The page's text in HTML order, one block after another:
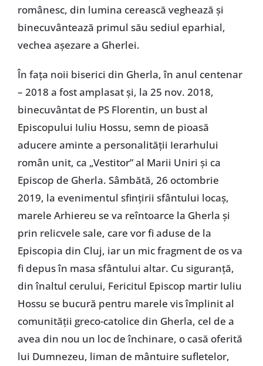
românesc, din lumina cerească veghează și
binecuvântează primul său sediul eparhial,
vechea așezare a Gherlei.
În fața noii biserici din Gherla, în anul centenar
– 2018 a fost amplasat și, la 25 nov. 2018,
binecuvântat de PS Florentin, un bust al
Episcopului Iuliu Hossu, semn de pioasă
aducere aminte a personalității Ierarhului
român unit, ca „Vestitor” al Marii Uniri și ca
Episcop de Gherla. Sâmbătă, 26 octombrie
2019, la evenimentul sfințirii sfântului locaș,
marele Arhiereu se va reîntoarce la Gherla și
prin relicvele sale, care vor fi aduse de la
Episcopia din Cluj, iar un mic fragment de os va
fi depus în masa sfântului altar. Cu siguranță,
din înaltul cerului, Fericitul Episcop martir Iuliu
Hossu se bucură pentru marele vis împlinit al
comunității greco-catolice din Gherla, cel de a
avea din nou un loc de închinare, o casă oferită
lui Dumnezeu, liman de mântuire sufletelor,